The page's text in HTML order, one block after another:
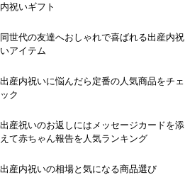
内祝いギフト
同世代の友達へおしゃれで喜ばれる出産内祝
いアイテム
出産内祝いに悩んだら定番の人気商品をチェ
ック
出産祝いのお返しにはメッセージカードを添
えて赤ちゃん報告を人気ランキング
出産内祝いの相場と気になる商品選び